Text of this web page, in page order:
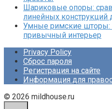
Шариковые опоры:
линейных
Умные римские шторы:
привычный интерьер
Privacy Policy
Сброс пароля
Регистрация на сайте
Информация для
© 2026 mildhouse.ru